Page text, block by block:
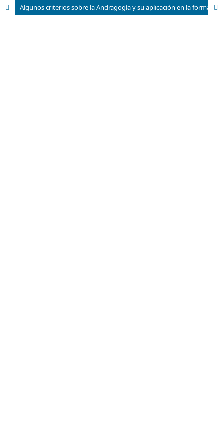
Algunos criterios sobre la Andragogía y su aplicación en la formación y capacitación de directivos